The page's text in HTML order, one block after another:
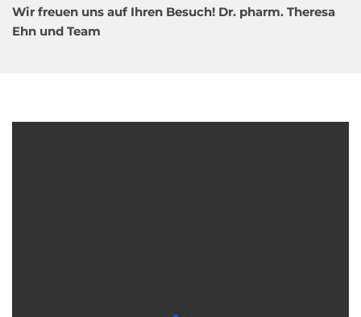
Wir freuen uns auf Ihren Besuch! Dr. pharm. Theresa
Ehn und Team